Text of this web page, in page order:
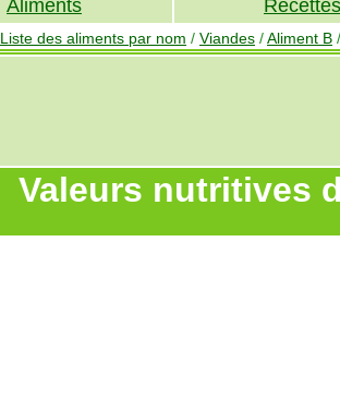
Aliments Recettes
Liste des aliments par nom / Viandes /Aliment B /
Valeurs nutritives